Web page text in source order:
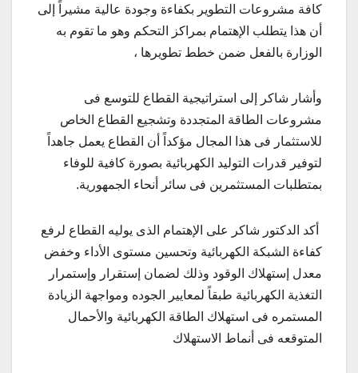
كافة مشروعات التطوير بكفاءة وجودة عالية مشيراً إلى
أن هذا يتطلب الإهتمام بمراكز التحكم وهو ما تقوم به
الوزارة بالفعل ضمن خطط تطويرها ،
وأشار شاكر إلى استراتيجية القطاع للتوسع فى
مشروعات الطاقة المتجددة وتشجيع القطاع الخاص
للاستثمار فى هذا المجال مؤكداً أن القطاع يعمل جاهداً
لتوفير قدرات التوليد الكهربائية بصورة كافية للوفاء
بمتطلبات المستثمرين فى سائر أنحاء الجمهورية.
أكد الدكتور شاكر على الإهتمام الذى يوليه القطاع لرفع
كفاءة الشبكة الكهربائية وتحسين مستوى الأداء وخفض
معدل إستهلاك الوقود وذلك لضمان إستقرار وإستمرار
التغذية الكهربائية طبقاً لمعايير الجوده ومواجهة الزيادة
المستمره فى استهلاك الطاقة الكهربائية والأحمال
المتوقعه فى أنماط الاستهلاك